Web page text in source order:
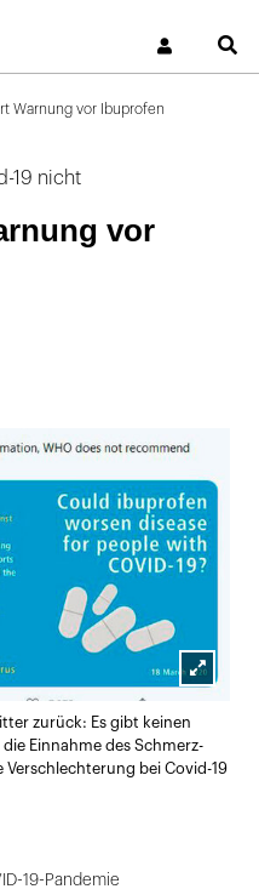
Warnung vor Ibuprofen
19 nicht
vor
öffnen
zurück: Es gibt keinen
Einnahme des Schmerz-
bei Covid-19
19-Pandemie